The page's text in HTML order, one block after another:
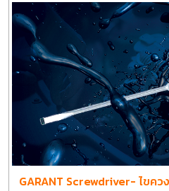
GARANT Screwdriver- ไขค